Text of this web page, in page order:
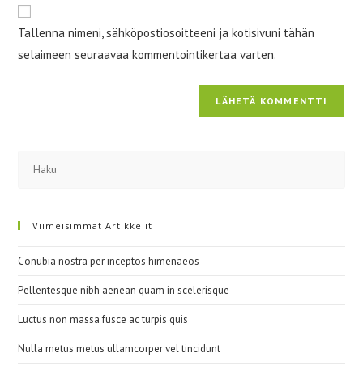
osoite/URL
(valinnainen)
Tallenna nimeni, sähköpostiosoitteeni ja kotisivuni tähän
selaimeen seuraavaa kommentointikertaa varten.
Viimeisimmät Artikkelit
Conubia nostra per inceptos himenaeos
Pellentesque nibh aenean quam in scelerisque
Luctus non massa fusce ac turpis quis
Nulla metus metus ullamcorper vel tincidunt